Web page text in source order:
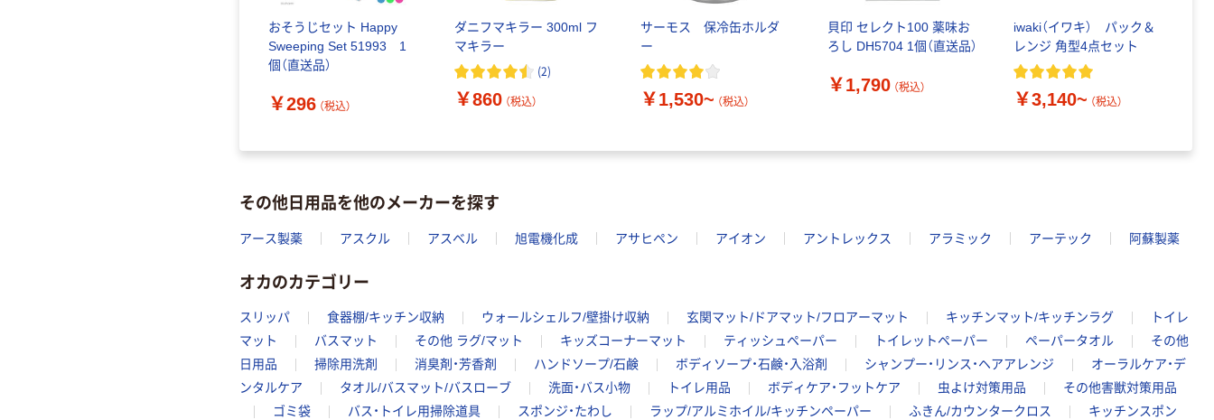
おそうじセット Happy
Sweeping Set 51993 1
個（直送品）
￥296 （税込）
ダニフマキラー 300ml フ
マキラー
(2)
￥860 （税込）
サーモス 保冷缶ホルダ
ー
￥1,530~ （税込）
貝印 セレクト100 薬味お
ろし DH5704 1個（直送品）
￥1,790 （税込）
iwaki（イワキ） パック＆
レンジ 角型4点セット
￥3,140~ （税込）
その他日用品を他のメーカーを探す
アース製薬 アスクル アスベル 旭電機化成 アサヒペン アイオン アントレックス アラミック アーテック 阿蘇製薬
オカのカテゴリー
スリッパ 食器棚/キッチン収納 ウォールシェルフ/壁掛け収納 玄関マット/ドアマット/フロアーマット キッチンマット/キッチンラグ
トイレ
マット
バスマット その他 ラグ/マット キッズコーナーマット ティッシュペーパー トイレットペーパー ペーパータオル
その他
日用品
掃除用洗剤 消臭剤・芳香剤 ハンドソープ/石鹸 ボディソープ・石鹸・入浴剤 シャンプー・リンス・ヘアアレンジ
オーラルケア・デ
ンタルケア
タオル/バスマット/バスローブ 洗面・バス小物 トイレ用品 ボディケア・フットケア 虫よけ対策用品
その他害獣対策用品
ゴミ袋
バス・トイレ用掃除道具 スポンジ・たわし ラップ/アルミホイル/キッチンペーパー ふきん/カウンタークロス
キッチンスポン